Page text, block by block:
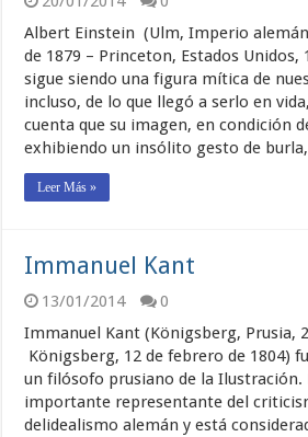
Albert Einstein (Ulm, Imperio
de 1879 – Princeton, Estados Unidos,
sigue siendo una figura mítica de
incluso, de lo que llegó a serlo en
cuenta que su imagen, en condición
exhibiendo un insólito gesto de
Leer Más »
Immanuel Kant
13/01/2014
0
Immanuel Kant (Königsberg, Prusia,
Königsberg, 12 de febrero de 1804)
un filósofo prusiano de la Ilustración.
importante representante del
delidealismo alemán y está